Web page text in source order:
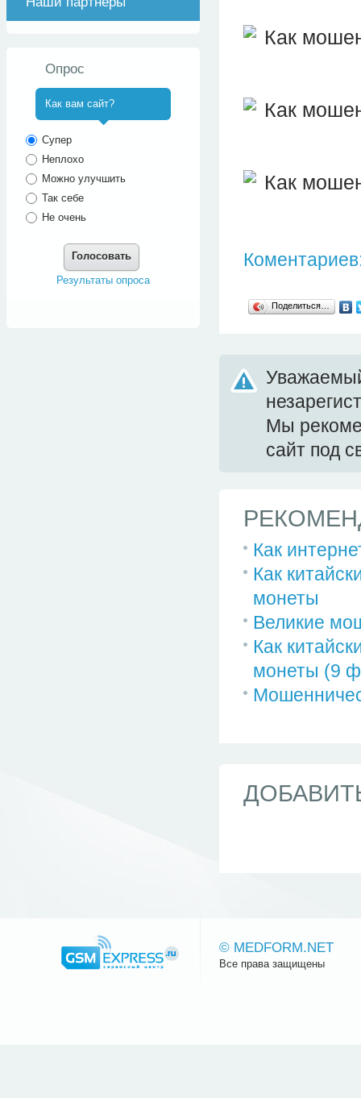
Поделиться…
Мы
сайт под
Как
Как
монеты
Великие
Как
монеты (9
Опрос
Как вам сайт?
Супер
Неплохо
Можно улучшить
Так себе
Не очень
Голосовать
Результаты опроса
© MEDFORM.NET
Все права защищены